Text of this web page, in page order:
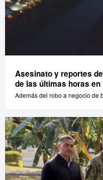
Asesinato y reportes
de las últimas horas en
Además del robo a negocio de